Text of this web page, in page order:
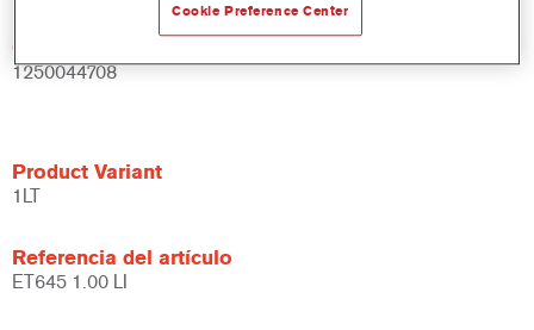
Código del material
1250044708
Product Variant
1LT
Referencia del artículo
ET645 1.00 LI
Cookie Preference Center